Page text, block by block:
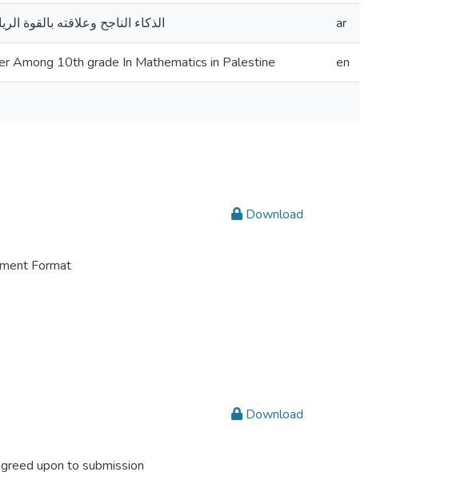
الذكاء الناجح وعلاقته ar
Among 10th grade In Mathematics in Palestine en
Format
Download
upon to submission
Download